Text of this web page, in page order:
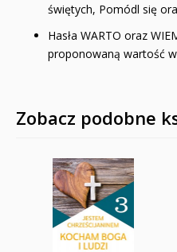
świętych, Pomódl się
Hasła WARTO oraz
proponowaną wartość
Zobacz podobne